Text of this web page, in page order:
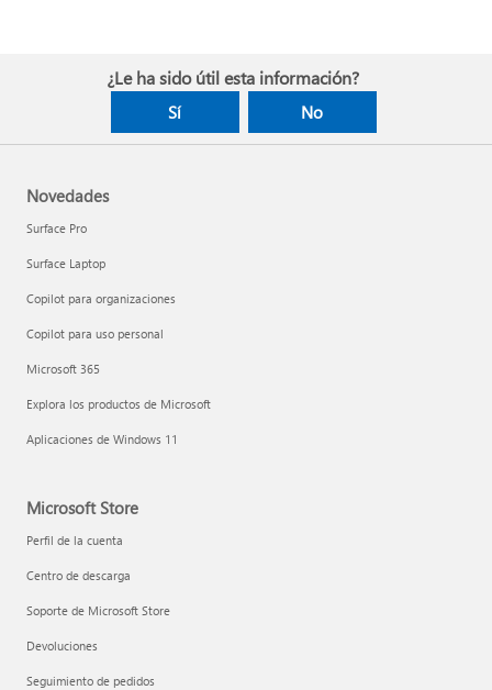
¿Le ha sido útil esta información?
Sí No
Novedades
Surface Pro
Surface Laptop
Copilot para organizaciones
Copilot para uso personal
Microsoft 365
Explora los productos de Microsoft
Aplicaciones de Windows 11
Microsoft Store
Perfil de la cuenta
Centro de descarga
Soporte de Microsoft Store
Devoluciones
Seguimiento de pedidos